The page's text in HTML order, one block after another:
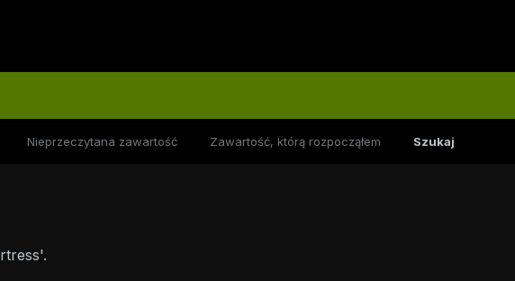
Nieprzeczytana zawartość Zawartość, którą rozpocząłem Szukaj